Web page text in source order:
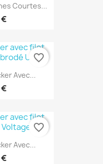
Courtes...
Avec...
favorite_border
Avec...
favorite_border